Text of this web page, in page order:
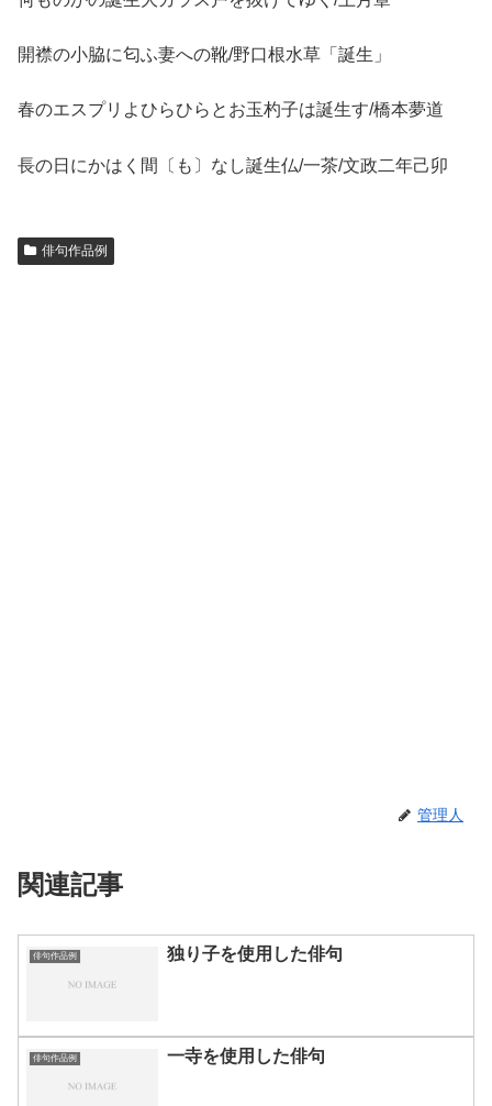
開襟の小脇に匂ふ妻への靴/野口根水草「誕生」
春のエスプリよひらひらとお玉杓子は誕生す/橋本夢道
長の日にかはく間〔も〕なし誕生仏/一茶/文政二年己卯
俳句作品例
管理人
関連記事
俳句作品例 独り子を使用した俳句
俳句作品例 一寺を使用した俳句